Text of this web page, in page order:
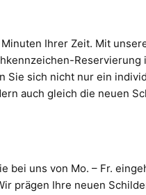
Ihrer Zeit. Mit
Reservierung
Sie sich nicht nur ein
auch gleich die neuen
bei uns von Mo. – Fr.
prägen Ihre neuen